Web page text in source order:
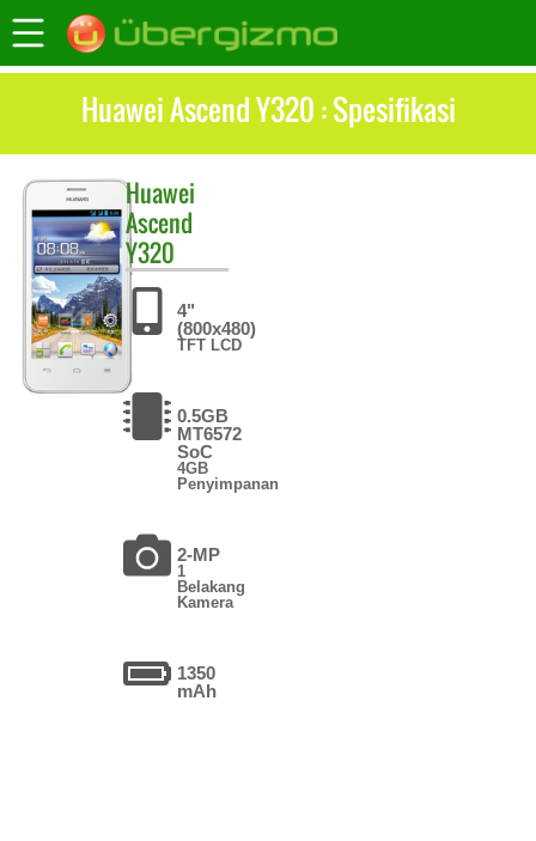
Huawei Ascend Y320 : Spesifikasi
Huawei
Ascend
Y320
4"
(800x480)
TFT LCD
0.5GB
MT6572
SoC
4GB
Penyimpanan
2-MP
1
Belakang
Kamera
1350
mAh